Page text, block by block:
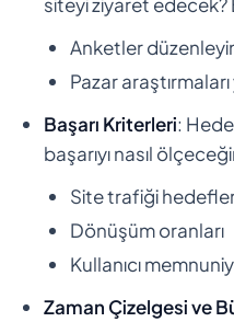
Anketler
Pazar araştırmaları
Başarı Kriterleri:
başarıyı nasıl
Site trafiği
Dönüşüm oranları
Kullanıcı
Zaman Çizelgesi ve